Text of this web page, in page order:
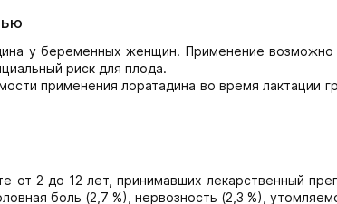
у беременных женщин. При­менение возможно
риск для плода.
применения лоратадина во время лактации
от 2 до 12 лет, принимавших лекарственный
боль (2,7 %), нервозность (2,3 %),